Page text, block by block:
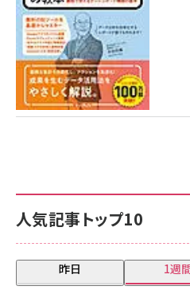
人気記事トップ10
昨日 1週